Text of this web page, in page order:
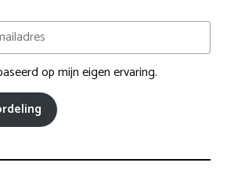
op mijn eigen ervaring.